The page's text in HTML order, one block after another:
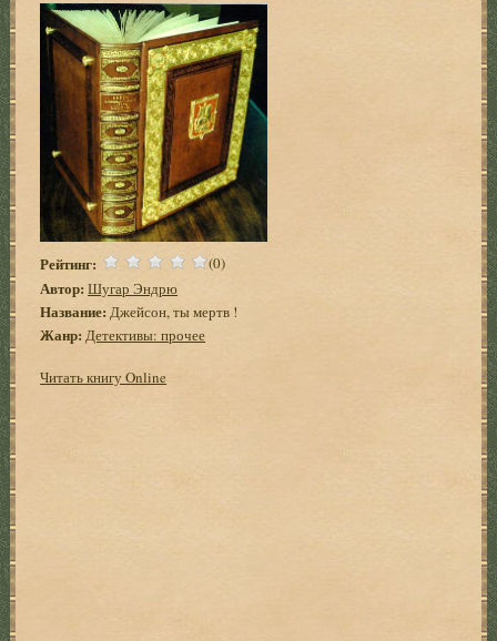
Рейтинг: (0)
Автор: Шугар Эндрю
Название: Джейсон, ты мертв !
Жанр: Детективы: прочее
Читать книгу Online